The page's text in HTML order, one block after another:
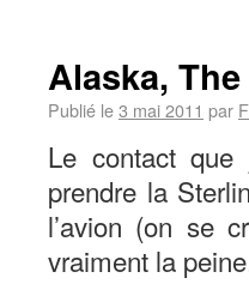
Alaska,
Publié le3 mai 2011 par
Le contact que
prendre la
l’avion (on se
vraiment la